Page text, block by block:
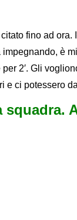
fino ad ora.
impegnando, è
2′. Gli
e ci potessero
squadra.